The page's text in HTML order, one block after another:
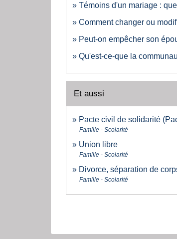
Témoins d'un mariage :
Comment changer ou
Peut-on empêcher son
Qu'est-ce-que la
Et aussi
Pacte civil de solidarité
Famille - Scolarité
Union libre
Famille - Scolarité
Divorce, séparation de
Famille - Scolarité